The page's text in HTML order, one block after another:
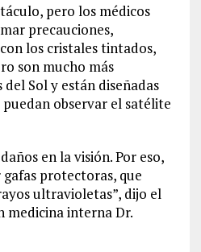
pero los médicos
precauciones,
los cristales tintados,
son mucho más
Sol y están diseñadas
puedan observar el satélite
en la visión. Por eso,
protectoras, que
ultravioletas”, dijo el
medicina interna Dr.